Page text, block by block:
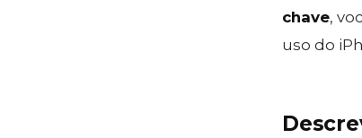
chave,
uso do